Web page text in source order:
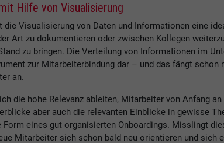
Hilfe von Visualisierung
die Visualisierung von Daten und Informationen eine
Art zu dokumentieren oder zwischen Kollegen
zu bringen. Die Verteilung von Informationen im
zur Mitarbeiterbindung dar – und das fängt schon
an.
die hohe Relevanz ableiten, Mitarbeiter von Anfang an
aber auch die relevanten Einblicke in gewisse
Form eines gut organisierten Onboardings. Misslingt
Mitarbeiter sich schon bald neu orientieren und sich